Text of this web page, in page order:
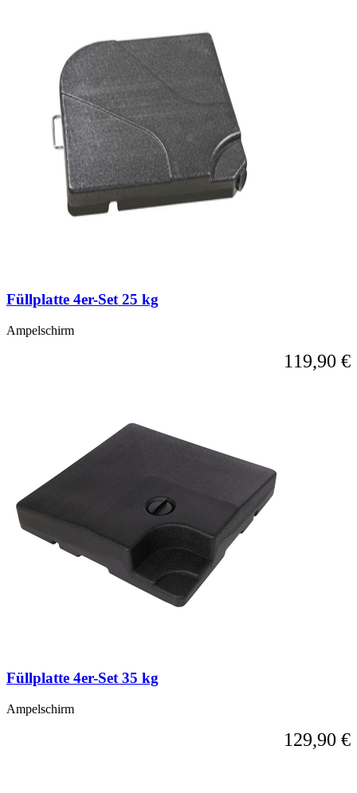
Füllplatte 4er-Set 25 kg
Ampelschirm
119,90 €
Füllplatte 4er-Set 35 kg
Ampelschirm
129,90 €